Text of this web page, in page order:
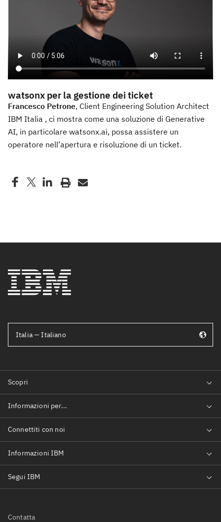
watsonx per la gestione dei ticket
Francesco Petrone, Client Engineering Solution Architect
IBM Italia , ci mostra come una soluzione di Generative
AI, in particolare watsonx.ai, possa assistere un
operatore nell’apertura e risoluzione di un ticket.
Italia — Italiano
Contatta